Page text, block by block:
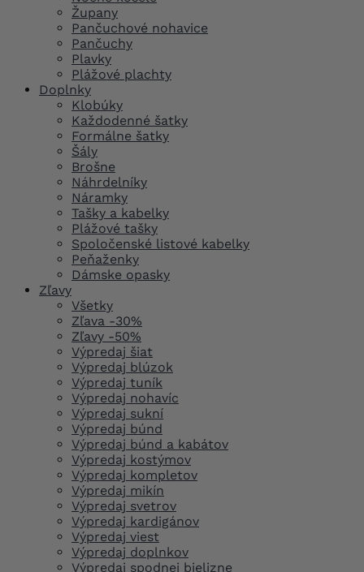
Župany
Pančuchové nohavice
Pančuchy
Plavky
Plážové plachty
Doplnky
Klobúky
Každodenné šatky
Formálne šatky
Šály
Brošne
Náhrdelníky
Náramky
Tašky a kabelky
Plážové tašky
Spoločenské listové kabelky
Peňaženky
Dámske opasky
Zľavy
Všetky
Zľava -30%
Zľavy -50%
Výpredaj šiat
Výpredaj blúzok
Výpredaj tuník
Výpredaj nohavíc
Výpredaj sukní
Výpredaj búnd
Výpredaj búnd a kabátov
Výpredaj kostýmov
Výpredaj kompletov
Výpredaj mikín
Výpredaj svetrov
Výpredaj kardigánov
Výpredaj viest
Výpredaj doplnkov
Výpredaj spodnej bielizne